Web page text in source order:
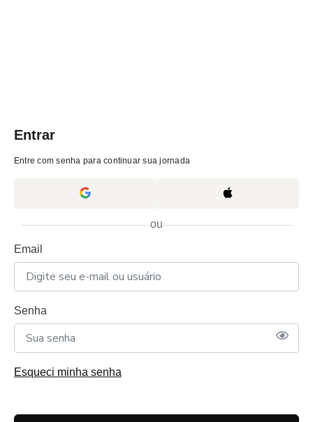
Entrar
Entre com senha para continuar sua jornada
ou
Email
Senha
Esqueci minha senha